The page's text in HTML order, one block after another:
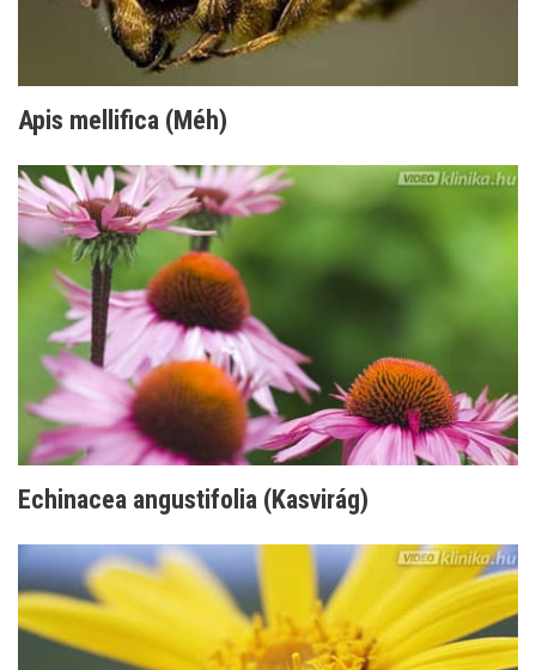
Apis mellifica (Méh)
Echinacea angustifolia (Kasvirág)